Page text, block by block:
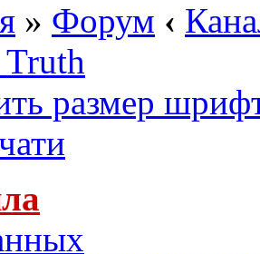
» Форум ‹
размер